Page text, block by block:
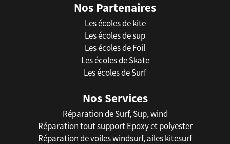
Nos Partenaires
Les écoles de kite
Les écoles de sup
Les écoles de Foil
Les écoles de Skate
Les écoles de Surf
Nos Services
Réparation de Surf, Sup, wind
Réparation tout support Epoxy et polyester
Réparation de voiles windsurf, ailes kitesurf